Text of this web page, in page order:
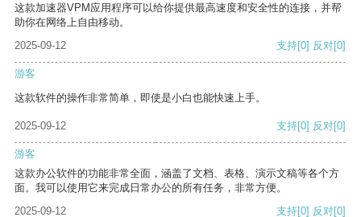
这款加速器VPM应用程序可以给你提供最高速度和安全性的连接，并帮
助你在网络上自由移动。
2025-09-12
支持[0] 反对[0]
游客
这款软件的操作非常简单，即使是小白也能快速上手。
2025-09-12 支持[0] 反对[0]
游客
这款办公软件的功能非常全面，涵盖了文档、表格、演示文稿等各个方
面。我可以使用它来完成日常办公的所有任务，非常方便。
2025-09-12
支持[0] 反对[0]